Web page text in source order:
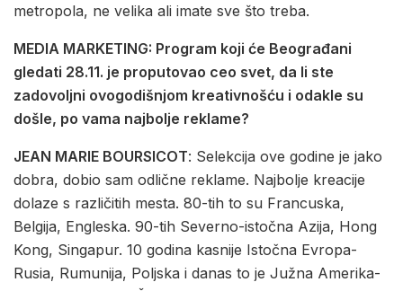
metropola, ne velika ali imate sve što treba.
MEDIA MARKETING: Program koji će Beograđani
gledati 28.11. je proputovao ceo svet, da li ste
zadovoljni ovogodišnjom kreativnošću i odakle su
došle, po vama najbolje reklame?
JEAN MARIE BOURSICOT: Selekcija ove godine je jako
dobra, dobio sam odlične reklame. Najbolje kreacije
dolaze s različitih mesta. 80-tih to su Francuska,
Belgija, Engleska. 90-tih Severno-istočna Azija, Hong
Kong, Singapur. 10 godina kasnije Istočna Evropa-
Rusia, Rumunija, Poljska i danas to je Južna Amerika-